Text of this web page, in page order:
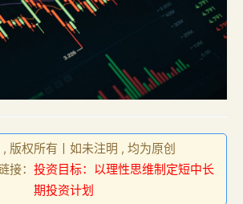
版权所有丨如未注明 , 均为原创
接： 投资目标：以理性思维制定短中长
期投资计划